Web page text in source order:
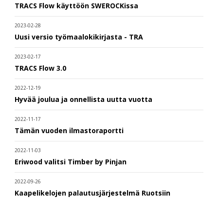
TRACS Flow käyttöön SWEROCKissa
2023-02-28
Uusi versio työmaalokikirjasta - TRA
2023-02-17
TRACS Flow 3.0
2022-12-19
Hyvää joulua ja onnellista uutta vuotta
2022-11-17
Tämän vuoden ilmastoraportti
2022-11-03
Eriwood valitsi Timber by Pinjan
2022-09-26
Kaapelikelojen palautusjärjestelmä Ruotsiin